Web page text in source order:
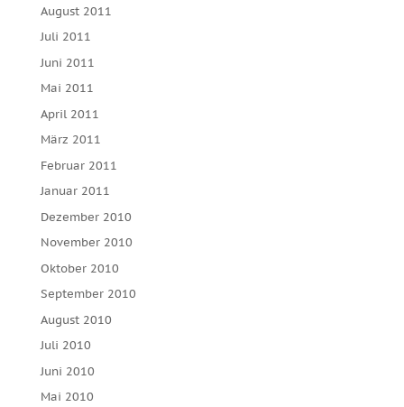
August 2011
Juli 2011
Juni 2011
Mai 2011
April 2011
März 2011
Februar 2011
Januar 2011
Dezember 2010
November 2010
Oktober 2010
September 2010
August 2010
Juli 2010
Juni 2010
Mai 2010